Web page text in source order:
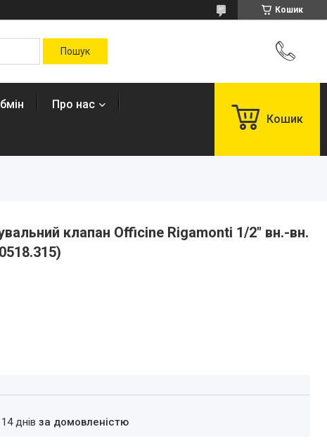
Кошик
Про нас
Кошик
клапан Officine Rigamonti 1/2" вн.-вн.
днів за домовленістю